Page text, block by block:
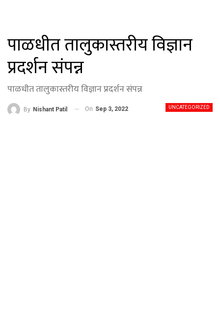
पाळधीत तालुकास्तरीय विज्ञान
प्रदर्शन संपन्न
पाळधीत तालुकास्तरीय विज्ञान प्रदर्शन संपन्न
UNCATEGORIZED
By Nishant Patil On Sep 3, 2022